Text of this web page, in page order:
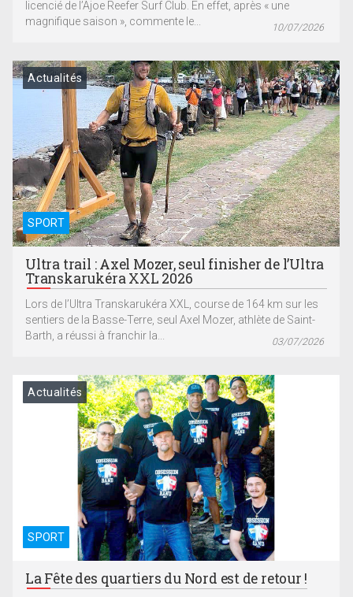
licencié de l’Ajoe Reefer Surf Club. En effet, après « une
magnifique saison », commente le...
10/07/2026
SPORT
Actualités
Ultra trail : Axel Mozer, seul finisher de l’Ultra
Transkarukéra XXL 2026
Lors de l’Ultra Transkarukéra XXL, course de 164 km sur les
sentiers de la Basse-Terre, seul Axel Mozer, athlète de Saint-
Barth, a réussi à franchir la...
03/07/2026
SPORT
Actualités
La Fête des quartiers du Nord est de retour !